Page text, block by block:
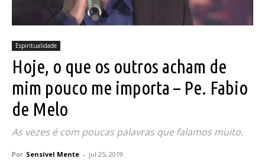
Espiritualidade
Hoje, o que os outros acham de
mim pouco me importa – Pe. Fabio
de Melo
As vezes é com poucas palavras que falamos muito.
Por Sensível Mente - jul 25, 2019